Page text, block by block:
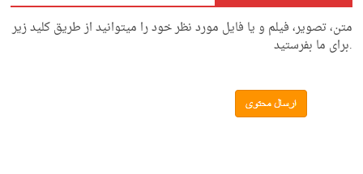
متن، تصویر، فیلم و یا فایل مورد نظر خود را میتوانید از طریق کلید زیر
.برای ما بفرستید